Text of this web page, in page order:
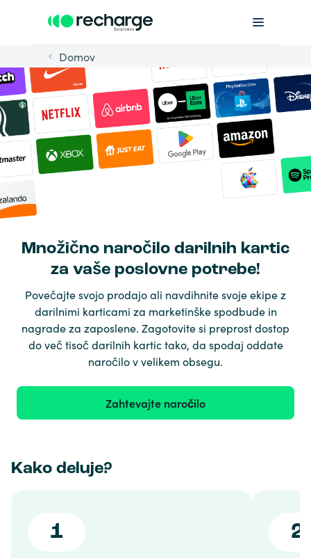
Domov
Množično naročilo darilnih kartic
za vaše poslovne potrebe!
Povečajte svojo prodajo ali navdihnite svoje ekipe z
darilnimi karticami za marketinške spodbude in
nagrade za zaposlene. Zagotovite si preprost dostop
do več tisoč darilnih kartic tako, da spodaj oddate
naročilo v velikem obsegu.
Zahtevajte naročilo
Kako deluje?
1 2